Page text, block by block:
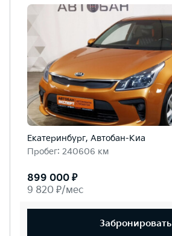
Екатеринбург, Автобан-Киа
Пробег: 240606 км
899 000 ₽
9 820 ₽/мес
Забронировать